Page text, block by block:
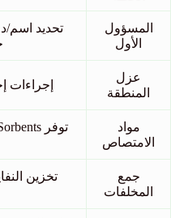
المسؤول
الأول
تحديد اسم/
عزل
المنطقة
إجراءات
مواد
الامتصاص
جمع
المخلفات
تخزين